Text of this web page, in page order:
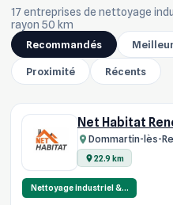
17 entreprises de nettoyage
rayon 50 km
Recommandés
Proximité Récents
Dommartin-lès-
22.9 km
Nettoyage industriel &…